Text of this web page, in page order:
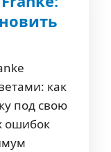
как
под свою
ошибок